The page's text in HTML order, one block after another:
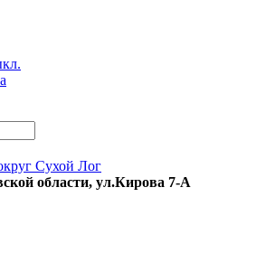
Сухой Лог
области, ул.Кирова 7-А